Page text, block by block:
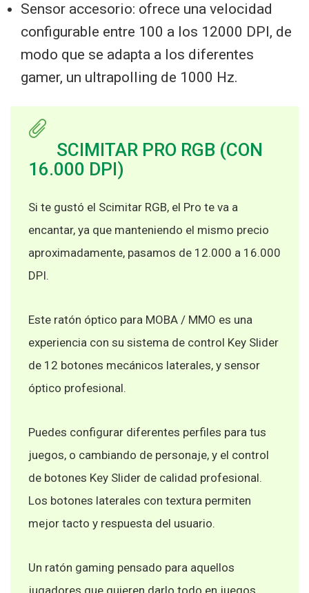
Sensor accesorio: ofrece una velocidad
configurable entre 100 a los 12000 DPI, de
modo que se adapta a los diferentes
gamer, un ultrapolling de 1000 Hz.
SCIMITAR PRO RGB (CON
16.000 DPI)
Si te gustó el Scimitar RGB, el Pro te va a
encantar, ya que manteniendo el mismo precio
aproximadamente, pasamos de 12.000 a 16.000
DPI.
Este ratón óptico para MOBA / MMO es una
experiencia con su sistema de control Key Slider
de 12 botones mecánicos laterales, y sensor
óptico profesional.
Puedes configurar diferentes perfiles para tus
juegos, o cambiando de personaje, y el control
de botones Key Slider de calidad profesional.
Los botones laterales con textura permiten
mejor tacto y respuesta del usuario.
Un ratón gaming pensado para aquellos